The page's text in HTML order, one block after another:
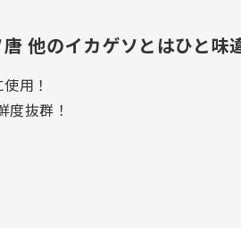
他のイカゲソとはひと味
用！
抜群！